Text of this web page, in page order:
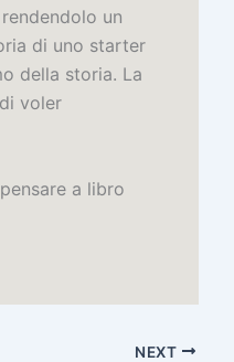
un
di uno starter
della storia. La
voler
a libro
NEXT